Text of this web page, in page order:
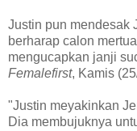
Justin pun mendesak
berharap calon
mengucapkan janji
Femalefirst, Kamis
"Justin meyakinkan
Dia membujuknya